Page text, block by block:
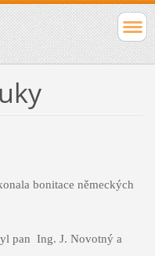
bonitace německých
pan Ing. J. Novotný a